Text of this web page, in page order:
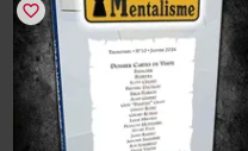
favorite_border